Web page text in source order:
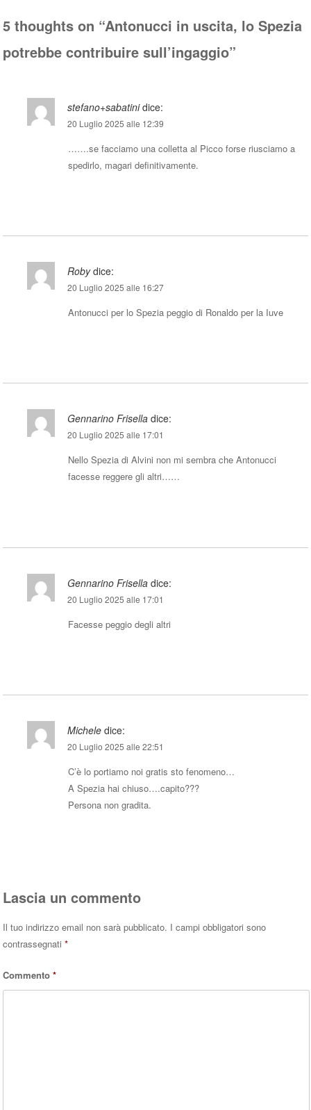
5 thoughts on “Antonucci in uscita, lo Spezia
potrebbe contribuire sull’ingaggio”
stefano+sabatini dice:
20 Luglio 2025 alle 12:39
…….se facciamo una colletta al Picco forse riusciamo a
spedirlo, magari definitivamente.
Roby dice:
20 Luglio 2025 alle 16:27
Antonucci per lo Spezia peggio di Ronaldo per la Iuve
Gennarino Frisella dice:
20 Luglio 2025 alle 17:01
Nello Spezia di Alvini non mi sembra che Antonucci
facesse reggere gli altri……
Gennarino Frisella dice:
20 Luglio 2025 alle 17:01
Facesse peggio degli altri
Michele dice:
20 Luglio 2025 alle 22:51
C’è lo portiamo noi gratis sto fenomeno…
A Spezia hai chiuso….capito???
Persona non gradita.
Lascia un commento
Il tuo indirizzo email non sarà pubblicato. I campi obbligatori sono
contrassegnati*
Commento*